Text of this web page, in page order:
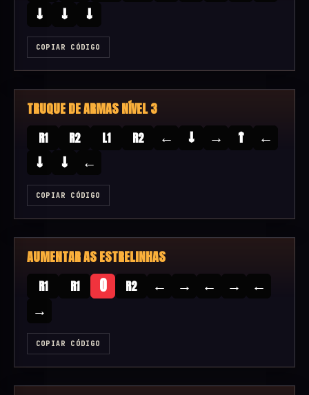
↓
↓ ↓
COPIAR CÓDIGO
TRUQUE DE ARMAS NÍVEL 3
R1 R2 L1 R2 ← ↓ → ↑
←
↓
↓ ←
COPIAR CÓDIGO
AUMENTAR AS ESTRELINHAS
R1 R1 O R2 ← → ← →
←
→
COPIAR CÓDIGO